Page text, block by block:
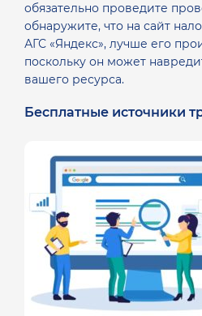
обязательно проведите
обнаружите, что на сайт
АГС «Яндекс», лучше его
поскольку он может
вашего ресурса.
Бесплатные источники